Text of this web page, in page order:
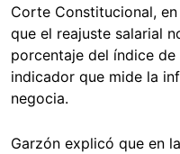
Corte Constitucional, en
que el reajuste salarial
porcentaje del índice
indicador que mide la
negocia.
Garzón explicó que en